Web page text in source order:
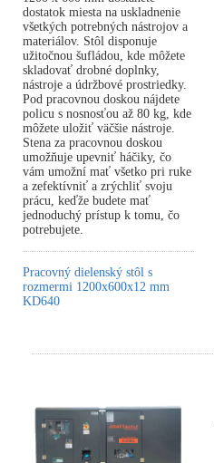
dostatok miesta na uskladnenie
všetkých potrebných nástrojov a
materiálov. Stôl disponuje
užitočnou šufládou, kde môžete
skladovať drobné doplnky,
nástroje a údržbové prostriedky.
Pod pracovnou doskou nájdete
policu s nosnosťou až 80 kg, kde
môžete uložiť väčšie nástroje.
Stena za pracovnou doskou
umožňuje upevniť háčiky, čo
vám umožní mať všetko pri ruke
a zefektívniť a zrýchliť svoju
prácu, keďže budete mať
jednoduchý prístup k tomu, čo
potrebujete.
Pracovný dielenský stôl s
rozmermi 1200x600x12 mm
KD640